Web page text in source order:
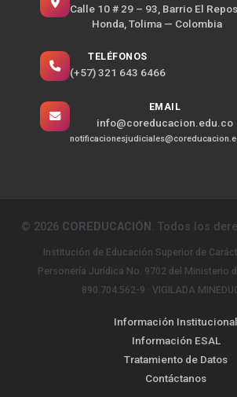
Calle 10 # 29 – 93, Barrio El
Honda, Tolima — Colombia
TELÉFONOS
(+57) 321 643 6466
EMAIL
info@coreducacion.edu.co
© 2026 COREDUCACIÓN . Todos los
Institución de Educación Superior de
Personería Jurídica No. 9702 del Ministerio
890.704.562-9 · VIGILADA
Información Institucional
Información ESAL
Tratamiento de Datos
Contáctanos